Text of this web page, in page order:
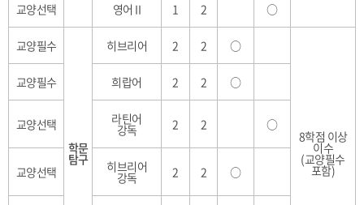
교양선택 영어 II 1 2 ○
교양필수
학문
탐구
히브리어 2 2 ○
8학점 이상
이수
(교양필수
포함)
교양필수 희랍어 2 2 ○
교양선택 라틴어
강독 2 2 ○
교양선택 히브리어
강독 2 2 ○